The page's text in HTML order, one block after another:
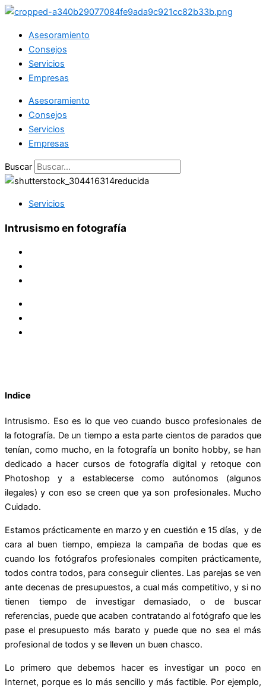
Ir
contenidoAsesoramiento
Consejos
Servicios
Empresas
Asesoramiento
Consejos
Servicios
Empresas
Buscar
Servicios
Intrusismo en fotografía
Indice
Intrusismo. Eso es lo que veo cuando busco profesionales de
la fotografía. De un tiempo a esta parte cientos de parados que
tenían, como mucho, en la fotografía un bonito hobby, se han
dedicado a hacer cursos de fotografía digital y retoque con
Photoshop y a establecerse como autónomos (algunos
ilegales) y con eso se creen que ya son profesionales. Mucho
Cuidado.
Estamos prácticamente en marzo y en cuestión e 15 días, y de
cara al buen tiempo, empieza la campaña de bodas que es
cuando los fotógrafos profesionales compiten prácticamente,
todos contra todos, para conseguir clientes. Las parejas se ven
ante decenas de presupuestos, a cual más competitivo, y si no
tienen tiempo de investigar demasiado, o de buscar
referencias, puede que acaben contratando al fotógrafo que les
pase el presupuesto más barato y puede que no sea el más
profesional de todos y se lleven un buen chasco.
Lo primero que debemos hacer es investigar un poco en
Internet, porque es lo más sencillo y más factible. Por ejemplo,